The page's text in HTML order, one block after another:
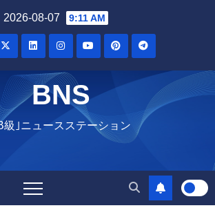
2026-08-07 9:11 AM
BNS
級｣ニュースステーション